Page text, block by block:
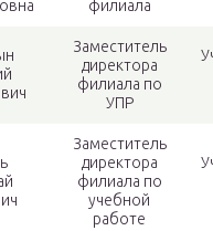
филиала
Заместитель
директора
филиала по
УПР
Заместитель
директора
филиала по
учебной
работе